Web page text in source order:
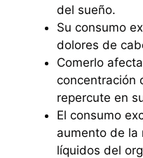
del sueño.
Su consumo
dolores de
Comerlo
concentración
repercute en
El consumo
aumento de la
líquidos del